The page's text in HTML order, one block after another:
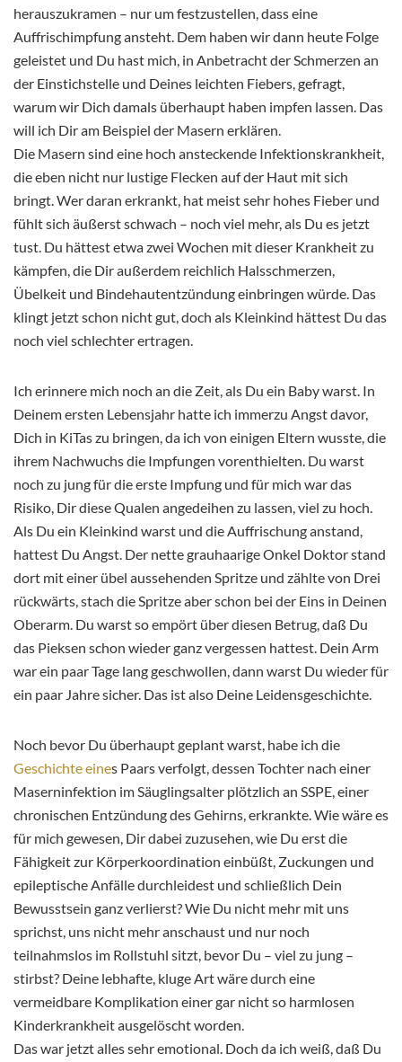
herauszukramen – nur um festzustellen, dass eine
Auffrischimpfung ansteht. Dem haben wir dann heute Folge
geleistet und Du hast mich, in Anbetracht der Schmerzen an
der Einstichstelle und Deines leichten Fiebers, gefragt,
warum wir Dich damals überhaupt haben impfen lassen. Das
will ich Dir am Beispiel der Masern erklären.
Die Masern sind eine hoch ansteckende Infektionskrankheit,
die eben nicht nur lustige Flecken auf der Haut mit sich
bringt. Wer daran erkrankt, hat meist sehr hohes Fieber und
fühlt sich äußerst schwach – noch viel mehr, als Du es jetzt
tust. Du hättest etwa zwei Wochen mit dieser Krankheit zu
kämpfen, die Dir außerdem reichlich Halsschmerzen,
Übelkeit und Bindehautentzündung einbringen würde. Das
klingt jetzt schon nicht gut, doch als Kleinkind hättest Du das
noch viel schlechter ertragen.
Ich erinnere mich noch an die Zeit, als Du ein Baby warst. In
Deinem ersten Lebensjahr hatte ich immerzu Angst davor,
Dich in KiTas zu bringen, da ich von einigen Eltern wusste, die
ihrem Nachwuchs die Impfungen vorenthielten. Du warst
noch zu jung für die erste Impfung und für mich war das
Risiko, Dir diese Qualen angedeihen zu lassen, viel zu hoch.
Als Du ein Kleinkind warst und die Auffrischung anstand,
hattest Du Angst. Der nette grauhaarige Onkel Doktor stand
dort mit einer übel aussehenden Spritze und zählte von Drei
rückwärts, stach die Spritze aber schon bei der Eins in Deinen
Oberarm. Du warst so empört über diesen Betrug, daß Du
das Pieksen schon wieder ganz vergessen hattest. Dein Arm
war ein paar Tage lang geschwollen, dann warst Du wieder für
ein paar Jahre sicher. Das ist also Deine Leidensgeschichte.
Noch bevor Du überhaupt geplant warst, habe ich die
Geschichte eines Paars verfolgt, dessen Tochter nach einer
Maserninfektion im Säuglingsalter plötzlich an SSPE, einer
chronischen Entzündung des Gehirns, erkrankte. Wie wäre es
für mich gewesen, Dir dabei zuzusehen, wie Du erst die
Fähigkeit zur Körperkoordination einbüßt, Zuckungen und
epileptische Anfälle durchleidest und schließlich Dein
Bewusstsein ganz verlierst? Wie Du nicht mehr mit uns
sprichst, uns nicht mehr anschaust und nur noch
teilnahmslos im Rollstuhl sitzt, bevor Du – viel zu jung –
stirbst? Deine lebhafte, kluge Art wäre durch eine
vermeidbare Komplikation einer gar nicht so harmlosen
Kinderkrankheit ausgelöscht worden.
Das war jetzt alles sehr emotional. Doch da ich weiß, daß Du